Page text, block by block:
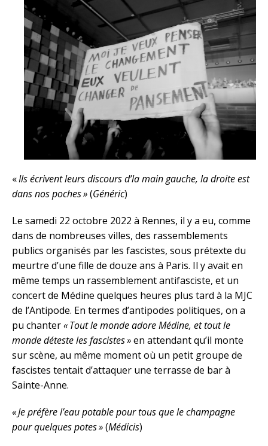
«Ils écrivent leurs discours d’la main gauche, la droite est
dans nos poches »(Généric)
Le samedi 22 octobre 2022 à Rennes, il y a eu, comme
dans de nombreuses villes, des rassemblements
publics organisés par les fascistes, sous prétexte du
meurtre d’une fille de douze ans à Paris. Il y avait en
même temps un rassemblement antifasciste, et un
concert de Médine quelques heures plus tard à la MJC
de l’Antipode. En termes d’antipodes politiques, on a
pu chanter« Tout le monde adore Médine, et tout le
monde déteste les fascistes »en attendant qu’il monte
sur scène, au même moment où un petit groupe de
fascistes tentait d’attaquer une terrasse de bar à
Sainte-Anne.
« Je préfère l’eau potable pour tous que le champagne
pour quelques potes »(Médicis)